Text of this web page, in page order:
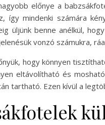
előnye a
így mindenki számára
üljünk benne anélkül,
vonzó számukra,
hogy könnyen
eltávolítható és
tartható. Ezen kívül a